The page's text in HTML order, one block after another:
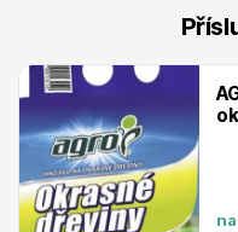
Okrasné trávy